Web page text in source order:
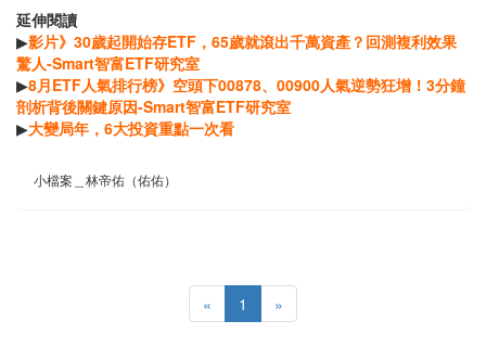
延伸閱讀
▶影片》30歲起開始存ETF，65歲就滾出千萬資產？回測複利效果
驚人-Smart智富ETF研究室
▶8月ETF人氣排行榜》空頭下00878、00900人氣逆勢狂增！3分鐘
剖析背後關鍵原因-Smart智富ETF研究室
▶大變局年，6大投資重點一次看
小檔案＿林帝佑（佑佑）
« 1 »